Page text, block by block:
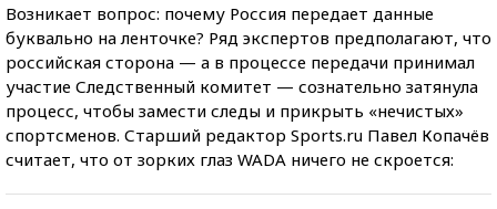
Возникает вопрос: почему Россия передает данные
буквально на ленточке? Ряд экспертов предполагают, что
российская сторона — а в процессе передачи принимал
участие Следственный комитет — сознательно затянула
процесс, чтобы замести следы и прикрыть «нечистых»
спортсменов. Старший редактор Sports.ru Павел Копачёв
считает, что от зорких глаз WADA ничего не скроется: